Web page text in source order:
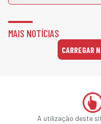
MAIS NOTÍCIAS
CARREGAR
A utilização deste